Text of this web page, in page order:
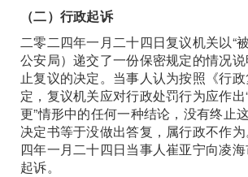
（二）行政起诉
二零二四年一月二十四日复议机关以“
公安局）递交了一份保密规定的情况
止复议的决定。当事人认为按照《行
定，复议机关应对行政处罚行为应作
更”情形中的任何一种结论，没有终止
决定书等于没做出答复，属行政不作
四年一月二十四日当事人崔亚宁向凌
起诉。